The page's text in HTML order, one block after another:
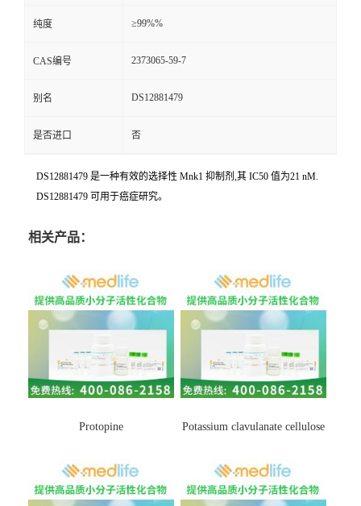
纯度 ≥99%%
CAS编号 2373065-59-7
别名 DS12881479
是否进口 否
DS12881479 是一种有效的选择性 Mnk1 抑制剂,其 IC50 值为21 nM.
DS12881479 可用于癌症研究。
相关产品：
Protopine Potassium clavulanate cellulose